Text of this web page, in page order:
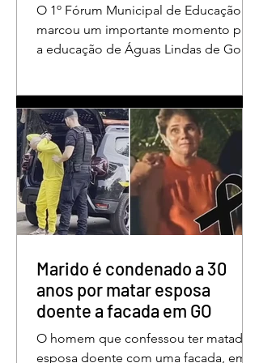
em Águas Lindas
O 1º Fórum Municipal de Educação
marcou um importante momento para
a educação de Águas Lindas de Goiás,
para promover conhecimento,
reflexão, troca de experiências e
valorização daqueles que exercem um
papel fundamental na formação das
futuras gerações. Durante o evento, o
secretário municipal de Educação,
Denildson Oliveira, destacou que o
aos educadores muito mais do que
Marido é condenado a 30
anos por matar esposa
doente a facada em GO
O homem que confessou ter matado a
esposa doente com uma facada, em